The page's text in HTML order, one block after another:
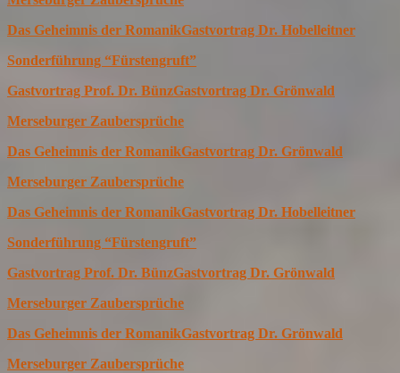
Das Geheimnis der RomanikGastvortrag Dr. Hobelleitner
Sonderführung “Fürstengruft”
Gastvortrag Prof. Dr. BünzGastvortrag Dr. Grönwald
Merseburger Zaubersprüche
Das Geheimnis der RomanikGastvortrag Dr. Grönwald
Merseburger Zaubersprüche
Das Geheimnis der RomanikGastvortrag Dr. Hobelleitner
Sonderführung “Fürstengruft”
Gastvortrag Prof. Dr. BünzGastvortrag Dr. Grönwald
Merseburger Zaubersprüche
Das Geheimnis der RomanikGastvortrag Dr. Grönwald
Merseburger Zaubersprüche